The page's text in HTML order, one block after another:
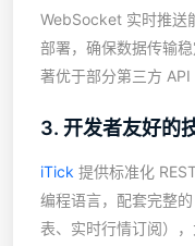
WebSocket 实时推送
部署，确保数据传输
著优于部分第三方 API
3. 开发者友好的
iTick 提供标准化
编程语言，配套完整
表、实时行情订阅）